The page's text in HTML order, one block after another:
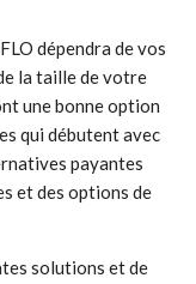
dépendra de vos
la taille de votre
une bonne option
qui débutent avec
payantes
et des options de
solutions et de